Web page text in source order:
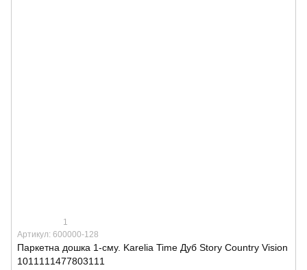
1
Артикул: 600000-128
Паркетна дошка 1-сму. Karelia Time Дуб Story Country Vision
1011111477803111